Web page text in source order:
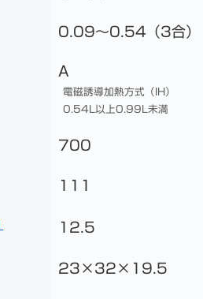
0.09〜0.54（3合）
A
電磁誘導加熱方式（IH）
0.54L以上0.99L未満
700
111
12.5
23×32×19.5